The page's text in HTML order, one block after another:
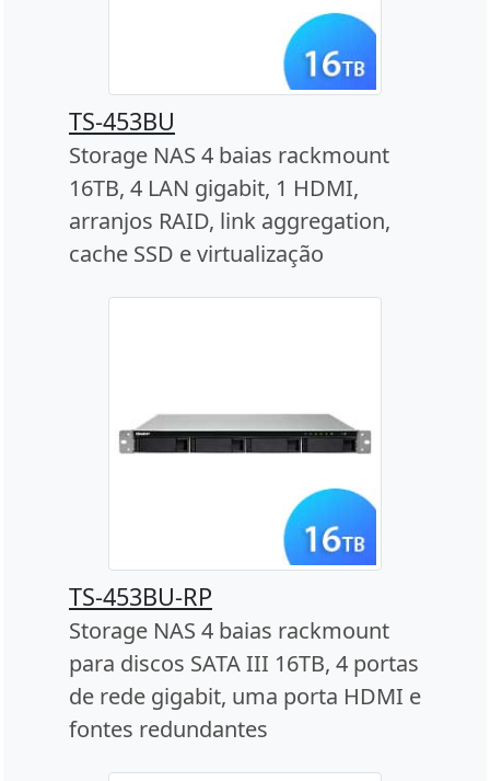
TS-453BU
Storage NAS 4 baias rackmount
16TB, 4 LAN gigabit, 1 HDMI,
arranjos RAID, link aggregation,
cache SSD e virtualização
TS-453BU-RP
Storage NAS 4 baias rackmount
para discos SATA III 16TB, 4 portas
de rede gigabit, uma porta HDMI e
fontes redundantes